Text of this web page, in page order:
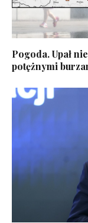
Pogoda. Upał
potężnymi